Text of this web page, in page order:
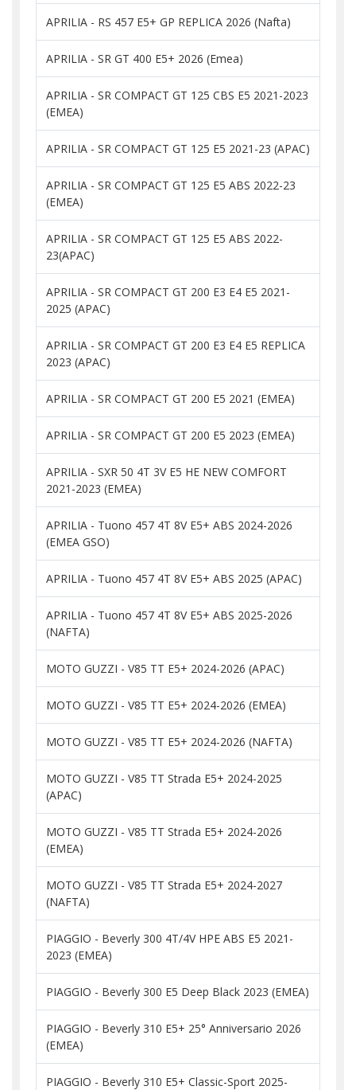
APRILIA - RS 457 E5+ GP REPLICA 2026 (Nafta)
APRILIA - SR GT 400 E5+ 2026 (Emea)
APRILIA - SR COMPACT GT 125 CBS E5 2021-2023
(EMEA)
APRILIA - SR COMPACT GT 125 E5 2021-23 (APAC)
APRILIA - SR COMPACT GT 125 E5 ABS 2022-23
(EMEA)
APRILIA - SR COMPACT GT 125 E5 ABS 2022-
23(APAC)
APRILIA - SR COMPACT GT 200 E3 E4 E5 2021-
2025 (APAC)
APRILIA - SR COMPACT GT 200 E3 E4 E5 REPLICA
2023 (APAC)
APRILIA - SR COMPACT GT 200 E5 2021 (EMEA)
APRILIA - SR COMPACT GT 200 E5 2023 (EMEA)
APRILIA - SXR 50 4T 3V E5 HE NEW COMFORT
2021-2023 (EMEA)
APRILIA - Tuono 457 4T 8V E5+ ABS 2024-2026
(EMEA GSO)
APRILIA - Tuono 457 4T 8V E5+ ABS 2025 (APAC)
APRILIA - Tuono 457 4T 8V E5+ ABS 2025-2026
(NAFTA)
MOTO GUZZI - V85 TT E5+ 2024-2026 (APAC)
MOTO GUZZI - V85 TT E5+ 2024-2026 (EMEA)
MOTO GUZZI - V85 TT E5+ 2024-2026 (NAFTA)
MOTO GUZZI - V85 TT Strada E5+ 2024-2025
(APAC)
MOTO GUZZI - V85 TT Strada E5+ 2024-2026
(EMEA)
MOTO GUZZI - V85 TT Strada E5+ 2024-2027
(NAFTA)
PIAGGIO - Beverly 300 4T/4V HPE ABS E5 2021-
2023 (EMEA)
PIAGGIO - Beverly 300 E5 Deep Black 2023 (EMEA)
PIAGGIO - Beverly 310 E5+ 25° Anniversario 2026
(EMEA)
PIAGGIO - Beverly 310 E5+ Classic-Sport 2025-